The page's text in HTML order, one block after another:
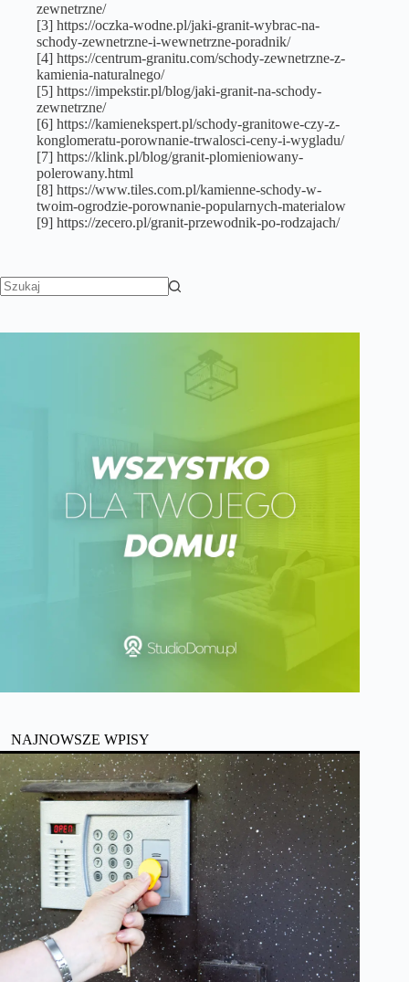
zewnetrzne/
[3] https://oczka-wodne.pl/jaki-granit-wybrac-na-
schody-zewnetrzne-i-wewnetrzne-poradnik/
[4] https://centrum-granitu.com/schody-zewnetrzne-z-
kamienia-naturalnego/
[5] https://impekstir.pl/blog/jaki-granit-na-schody-
zewnetrzne/
[6] https://kamienekspert.pl/schody-granitowe-czy-z-
konglomeratu-porownanie-trwalosci-ceny-i-wygladu/
[7] https://klink.pl/blog/granit-plomieniowany-
polerowany.html
[8] https://www.tiles.com.pl/kamienne-schody-w-
twoim-ogrodzie-porownanie-popularnych-materialow
[9] https://zecero.pl/granit-przewodnik-po-rodzajach/
NAJNOWSZE WPISY